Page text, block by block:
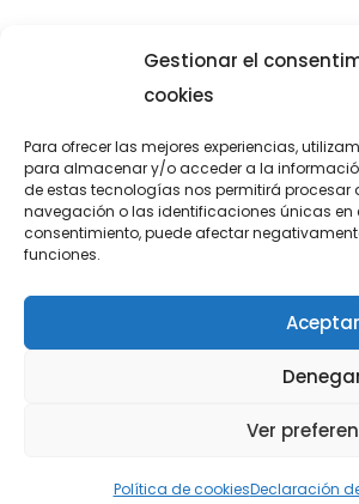
Gestionar el
cookies
Para ofrecer las mejores experiencias,
para almacenar y/o acceder a la
de estas tecnologías nos permitirá
navegación o las identificaciones únicas en
consentimiento, puede afectar
funciones.
Aceptar
Ver
Política de cookiesDeclaración